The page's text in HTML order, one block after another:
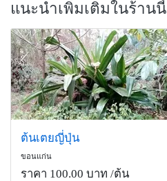
แนะนำเพิ่มเติมในร้านนี้
ต้นเตยญี่ปุ่น
ขอนแก่น
ราคา 100.00 บาท /ต้น